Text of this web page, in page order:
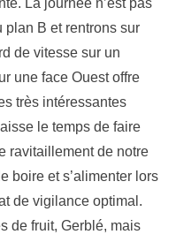
La journée n’est pas
plan B et rentrons sur
de vitesse sur un
une face Ouest offre
très intéressantes
le temps de faire
ravitaillement de notre
boire et s’alimenter lors
de vigilance optimal.
de fruit, Gerblé, mais